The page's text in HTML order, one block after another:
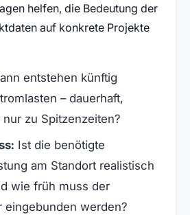
helfen, die Bedeutung der
auf konkrete Projekte
entstehen künftig
– dauerhaft,
zu Spitzenzeiten?
Ist die benötigte
am Standort realistisch
wie früh muss der
eingebunden werden?